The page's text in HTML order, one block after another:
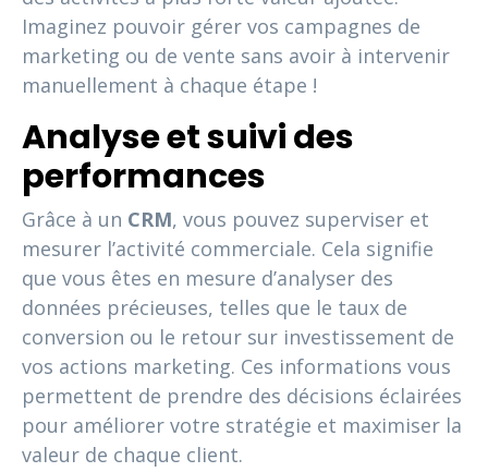
Imaginez pouvoir gérer vos campagnes de
marketing ou de vente sans avoir à intervenir
manuellement à chaque étape !
Analyse et suivi des
performances
Grâce à un CRM, vous pouvez superviser et
mesurer l’activité commerciale. Cela signifie
que vous êtes en mesure d’analyser des
données précieuses, telles que le taux de
conversion ou le retour sur investissement de
vos actions marketing. Ces informations vous
permettent de prendre des décisions éclairées
pour améliorer votre stratégie et maximiser la
valeur de chaque client.